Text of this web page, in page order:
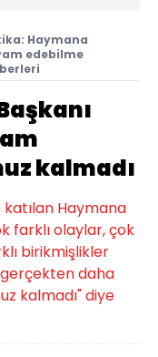
Haymana
edebilme
kalmadı
Haymana
farklı olaylar, çok
birikmişlikler
daha
kalmadı" diye